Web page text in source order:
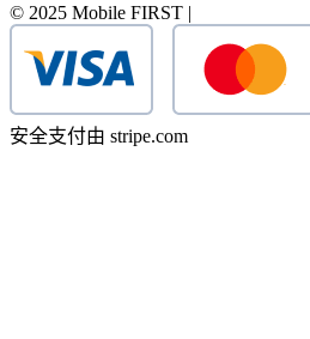
© 2025 Mobile FIRST |
安全支付由 stripe.com